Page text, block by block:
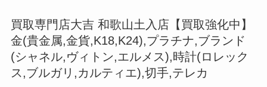
買取専門店大吉 和歌山土入店【買取強化中】
金(貴金属,金貨,K18,K24),プラチナ,ブランド
(シャネル,ヴィトン,エルメス),時計(ロレック
ス,ブルガリ,カルティエ),切手,テレカ